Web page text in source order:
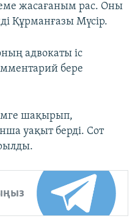
жасағаным рас. Оны
Құрманғазы Мүсір.
адвокаты іс
бере
шақырып,
уақыт берді. Сот